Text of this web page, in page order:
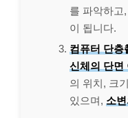
를 파악하고,
이 됩니다.
컴퓨터 단층
신체의 단면
의 위치, 크
있으며, 소